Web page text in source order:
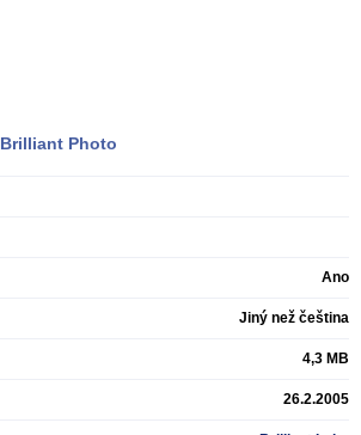
Brilliant Photo
Ano
Jiný než čeština
4,3 MB
26.2.2005